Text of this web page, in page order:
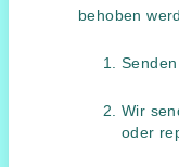
behoben
Wir
oder